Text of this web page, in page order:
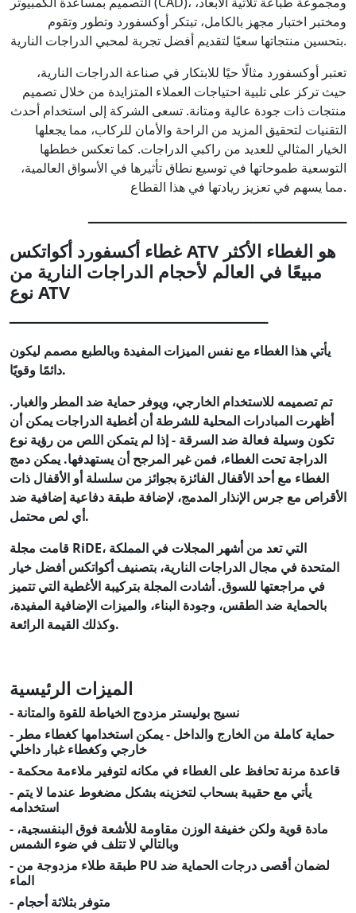
ومختبر اختبار مجهز بالكامل، تبتكر أوكسفورد وتطور وتقوم
بتحسين منتجاتها سعيًا لتقديم أفضل تجربة لمحبي الدراجات النارية.
تعتبر أوكسفورد مثالًا حيًا للابتكار في صناعة الدراجات النارية،
حيث تركز على تلبية احتياجات العملاء المتزايدة من خلال تصميم
منتجات ذات جودة عالية ومتانة. تسعى الشركة إلى استخدام أحدث
التقنيات لتحقيق المزيد من الراحة والأمان للركاب، مما يجعلها
الخيار المثالي للعديد من راكبي الدراجات. كما تعكس خططها
التوسعية طموحاتها في توسيع نطاق تأثيرها في الأسواق العالمية،
مما يسهم في تعزيز ريادتها في هذا القطاع.
ـــــــــــــــــــــــــــــــــــــــــــــــــــــــــــــــــ
غطاء أكسفورد أكواتكس ATV هو الغطاء الأكثر
مبيعًا في العالم لأحجام الدراجات النارية من
نوع ATV
ـــــــــــــــــــــــــــــــــــــــــــــــــــــــــــــــــ
يأتي هذا الغطاء مع نفس الميزات المفيدة وبالطبع مصمم ليكون
دائمًا وقويًا.
تم تصميمه للاستخدام الخارجي، ويوفر حماية ضد المطر والغبار.
أظهرت المبادرات المحلية للشرطة أن أغطية الدراجات يمكن أن
تكون وسيلة فعالة ضد السرقة - إذا لم يتمكن اللص من رؤية نوع
الدراجة تحت الغطاء، فمن غير المرجح أن يستهدفها. يمكن دمج
الغطاء مع أحد الأقفال الفائزة بجوائز من سلسلة أو الأقفال ذات
الأقراص مع جرس الإنذار المدمج، لإضافة طبقة دفاعية إضافية ضد
أي لص محتمل.
قامت مجلة RiDE، التي تعد من أشهر المجلات في المملكة
المتحدة في مجال الدراجات النارية، بتصنيف أكواتكس أفضل خيار
في مراجعتها للسوق. أشادت المجلة بتركيبة الأغطية التي تتميز
بالحماية ضد الطقس، وجودة البناء، والميزات الإضافية المفيدة،
وكذلك القيمة الرائعة.
- حماية كاملة من الخارج والداخل - يمكن استخدامها كغطاء مطر
- يأتي مع حقيبة بسحاب لتخزينه بشكل مضغوط عندما لا يتم
- مادة قوية ولكن خفيفة الوزن مقاومة للأشعة فوق البنفسجية،
- طبقة طلاء مزدوجة من PU لضمان أقصى درجات الحماية ضد